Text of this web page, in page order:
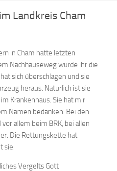
Landkreis Cham
in Cham hatte letzten
Nachhauseweg wurde ihr die
sich überschlagen und sie
heraus. Natürlich ist sie
Krankenhaus. Sie hat mir
Namen bedanken. Bei den
allem beim BRK, bei allen
Die Rettungskette hat
sie.
Vergelts Gott